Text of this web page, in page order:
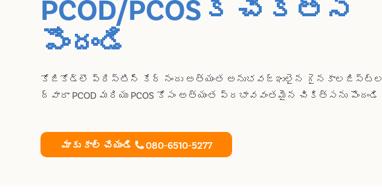
PCOD/PCOSకి చికిత్స
పొందండి
కోజికోడ్లొ ప్రిస్టిన్ కేర్‌ నందు అత్యంత అనుభవజ్ఞులైన గైనకాలజిస్ట్‌ల
ద్వారా PCOD మరియు PCOS కోసం అత్యంత ప్రభావవంతమైన చికిత్సను పొందండి
మాకు కాల్ చేయండి 080-6510-5277